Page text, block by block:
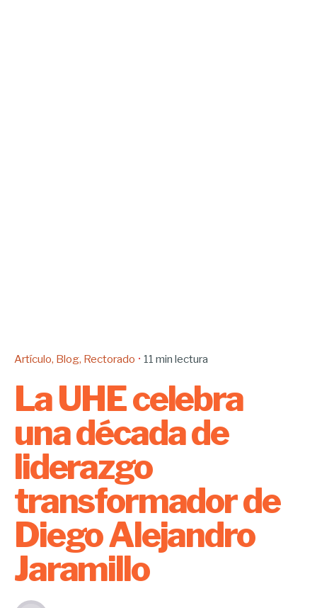
Artículo Blog Rectorado 11 min lectura
La UHE celebra
una década de
liderazgo
transformador de
Diego Alejandro
Jaramillo